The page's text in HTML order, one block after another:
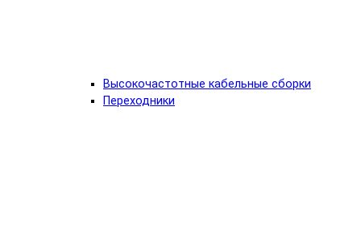
Высокочастотные кабельные сборки
Переходники